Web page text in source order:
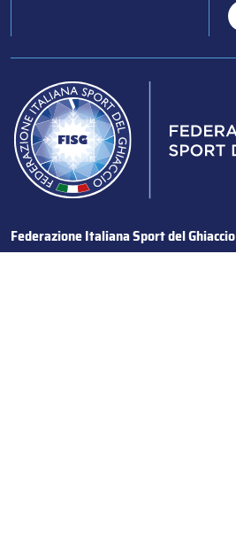
Federazione Italiana Sport del Ghiaccio
© 2024